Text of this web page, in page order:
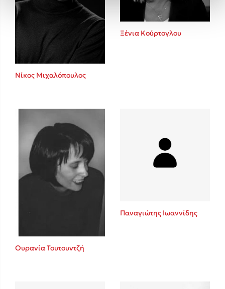
Νίκος Μιχαλόπουλος
Ξένια Κούρτογλου
Ουρανία Τουτουντζή
Παναγιώτης Ιωαννίδης